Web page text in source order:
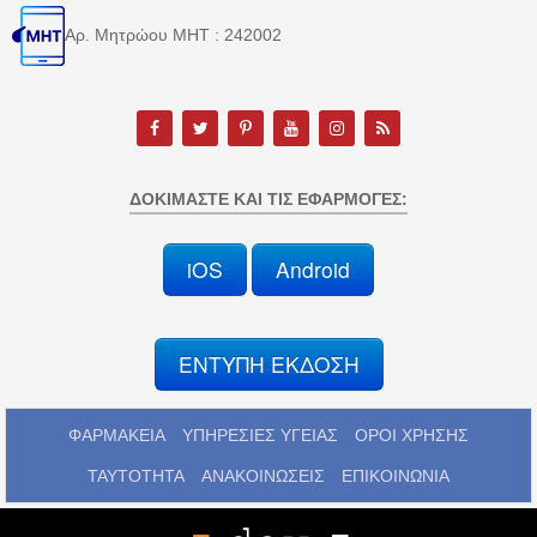
Αρ. Μητρώου MHT : 242002
ΔΟΚΙΜΆΣΤΕ ΚΑΙ ΤΙΣ ΕΦΑΡΜΟΓΈΣ:
iOS Android
ΕΝΤΥΠΗ ΕΚΔΟΣΗ
ΦΑΡΜΑΚΕΙΑ ΥΠΗΡΕΣΙΕΣ ΥΓΕΙΑΣ ΟΡΟΙ ΧΡΗΣΗΣ
ΤΑΥΤΟΤΗΤΑ ΑΝΑΚΟΙΝΩΣΕΙΣ ΕΠΙΚΟΙΝΩΝΙΑ